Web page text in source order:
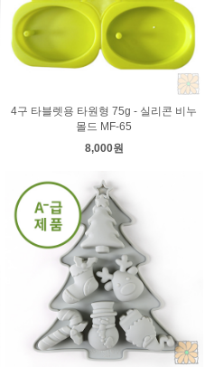
4구 타블렛용 타원형 75g - 실리콘 비누
몰드 MF-65
8,000원